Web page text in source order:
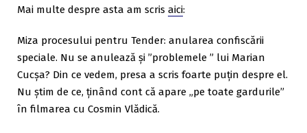
Mai multe despre asta am scris aici:
Miza procesului pentru Tender: anularea confiscării
speciale. Nu se anulează și ”problemele ” lui Marian
Cucșa? Din ce vedem, presa a scris foarte puțin despre el.
Nu știm de ce, ținând cont că apare „pe toate gardurile”
în filmarea cu Cosmin Vlădică.